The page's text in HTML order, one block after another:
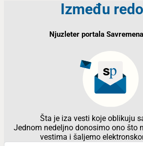
Između
Njuzleter portala
Šta je iza vesti koje oblikuju
Jednom nedeljno donosimo ono što
vestima i šaljemo